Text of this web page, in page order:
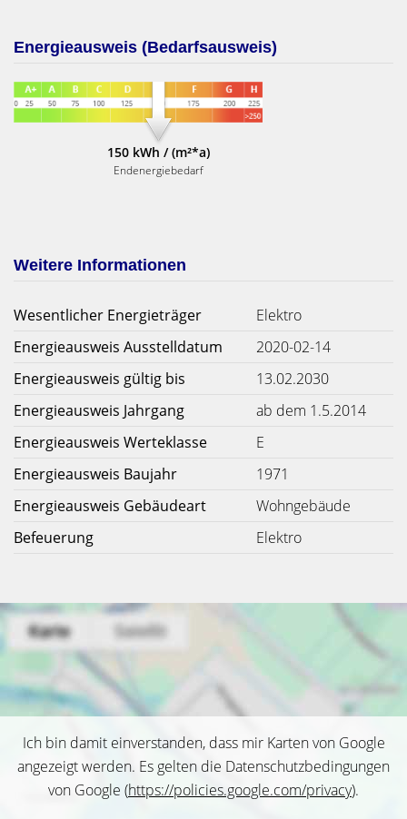
Energieausweis (Bedarfsausweis)
150 kWh / (m²*a)
Endenergiebedarf
Weitere Informationen
Wesentlicher Energieträger
Elektro
Energieausweis Ausstelldatum
2020-02-14
Energieausweis gültig bis
13.02.2030
Energieausweis Jahrgang
ab dem 1.5.2014
Energieausweis Werteklasse
E
Energieausweis Baujahr
1971
Energieausweis Gebäudeart
Wohngebäude
Befeuerung
Elektro
Ich bin damit einverstanden, dass mir Karten von Google
angezeigt werden. Es gelten die Datenschutzbedingungen
von Google (https://policies.google.com/privacy).